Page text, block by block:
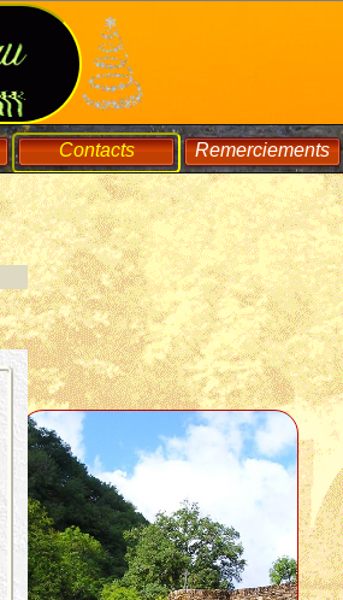
Contacts
Remerciements